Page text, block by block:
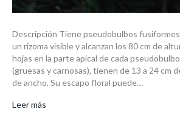
Descripción Tiene pseudobulbos
un rizoma visible y alcanzan los 80 cm de
hojas en la parte apical de cada
(gruesas y carnosas), tienen de 13 a 24 cm
de ancho. Su escapo floral puede…
Leer más